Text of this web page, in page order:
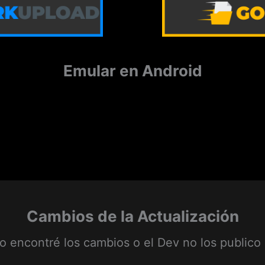
Emular en Android
Cambios de la Actualización
encontré los cambios o el Dev no los publico